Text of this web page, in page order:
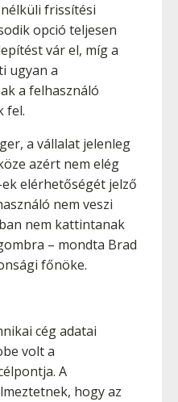
frissítési
opció teljesen
vár el, míg a
ugyan a
a felhasználó
fel.
a vállalat jelenleg
azért nem elég
elérhetőségét jelző
nem veszi
nem kattintanak
– mondta Brad
főnöke.
cég adatai
volt a
A
hogy az